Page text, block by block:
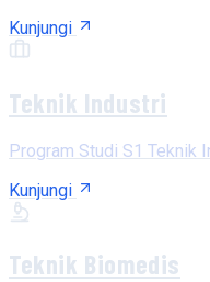
Kunjungi
Teknik Industri
Program Studi S1 Teknik
Kunjungi
Teknik Biomedis